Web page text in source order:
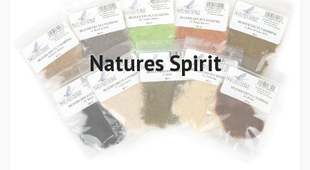
Natures Spirit